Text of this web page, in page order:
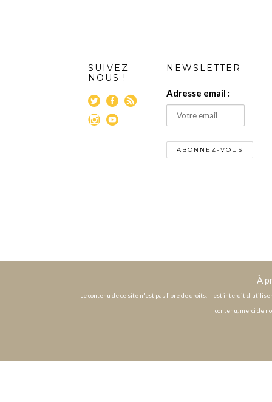
SUIVEZ
NOUS !
NEWSLETTER
Adresse email :
À
Le contenu de ce site n'est pas libre de droits. Il est interdit
contenu, merci de